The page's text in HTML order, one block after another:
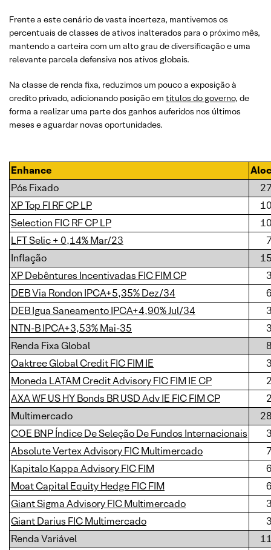
Frente a este cenário de vasta incerteza, mantivemos os
percentuais de classes de ativos inalterados para o próximo mês,
mantendo a carteira com um alto grau de diversificação e uma
relevante parcela defensiva nos ativos globais.
Na classe de renda fixa, reduzimos um pouco a exposição à
credito privado, adicionando posição em títulos do governo, de
forma a realizar uma parte dos ganhos auferidos nos últimos
meses e aguardar novas oportunidades.
Enhance
Pós Fixado
XP Top FI RF CP LP
Selection FIC RF CP LP
LFT Selic + 0,14% Mar/23
Inflação
XP Debêntures Incentivadas FIC FIM CP
DEB Via Rondon IPCA+5,35% Dez/34
DEB Igua Saneamento IPCA+4,90% Jul/34
NTN-B IPCA+3,53% Mai-35
Renda Fixa Global
Oaktree Global Credit FIC FIM IE
Moneda LATAM Credit Advisory FIC FIM IE CP
AXA WF US HY Bonds BR USD Adv IE FIC FIM CP
Multimercado
COE BNP Índice De Seleção De Fundos Internacionais
Absolute Vertex Advisory FIC Multimercado
Kapitalo Kappa Advisory FIC FIM
Moat Capital Equity Hedge FIC FIM
Giant Sigma Advisory FIC Multimercado
Giant Darius FIC Multimercado
Renda Variável